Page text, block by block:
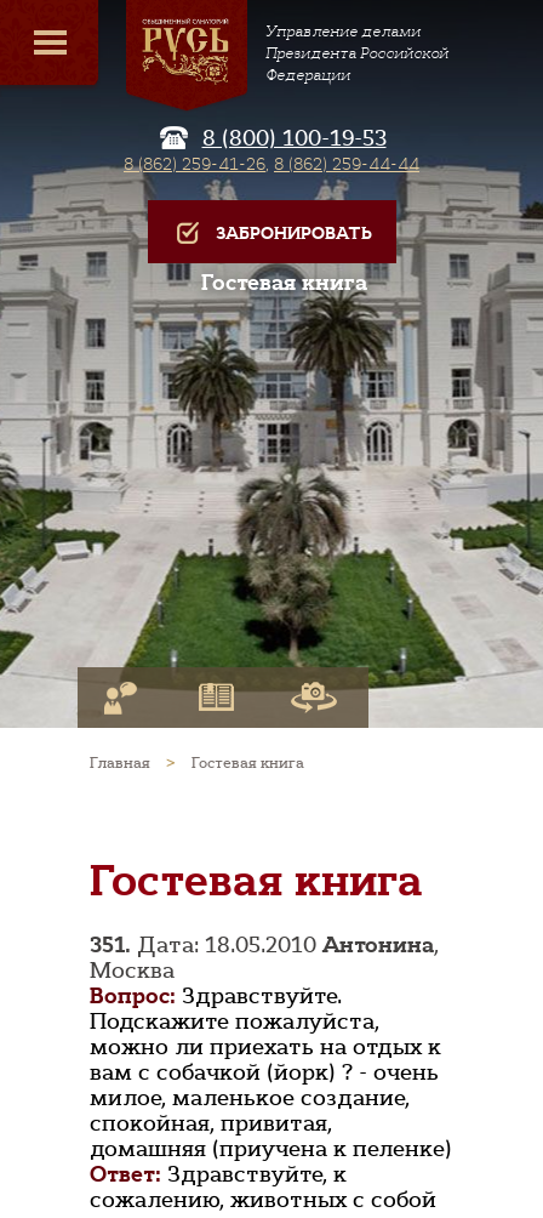
Управление делами
Президента Российской
Федерации
8 (800) 100-19-53
8 (862) 259-41-26, 8 (862) 259-44-44
ЗАБРОНИРОВАТЬ
Гостевая книга
Главная > Гостевая книга
Гостевая книга
351. Дата: 18.05.2010Антонина,
Москва
Вопрос: Здравствуйте.
Подскажите пожалуйста,
можно ли приехать на отдых к
вам с собачкой (йорк) ? - очень
милое, маленькое создание,
спокойная, привитая,
домашняя (приучена к пеленке)
Ответ: Здравствуйте, к
сожалению, животных с собой